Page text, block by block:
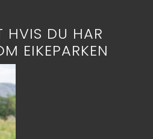
HVIS DU HAR
EIKEPARKEN